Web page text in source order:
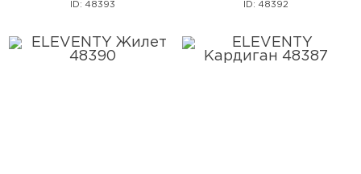
ID: 48393 ID: 48392